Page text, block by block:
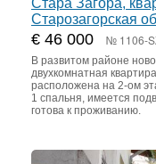
Стара Загора,
Старозагорская
€ 46 000 № 1106-
В развитом районе
двухкомнатная
расположена на 2-ом
1 спальня, имеется
готова к проживанию.